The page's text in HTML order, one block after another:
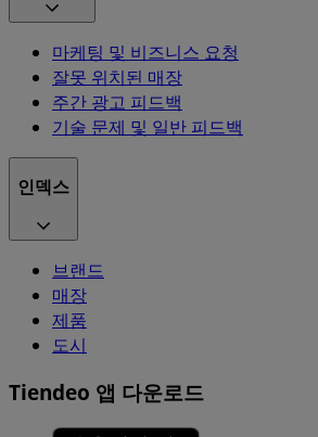
마케팅 및 비즈니스 요청
잘못 위치된 매장
주간 광고 피드백
기술 문제 및 일반 피드백
인덱스
브랜드
매장
제품
도시
Tiendeo 앱 다운로드